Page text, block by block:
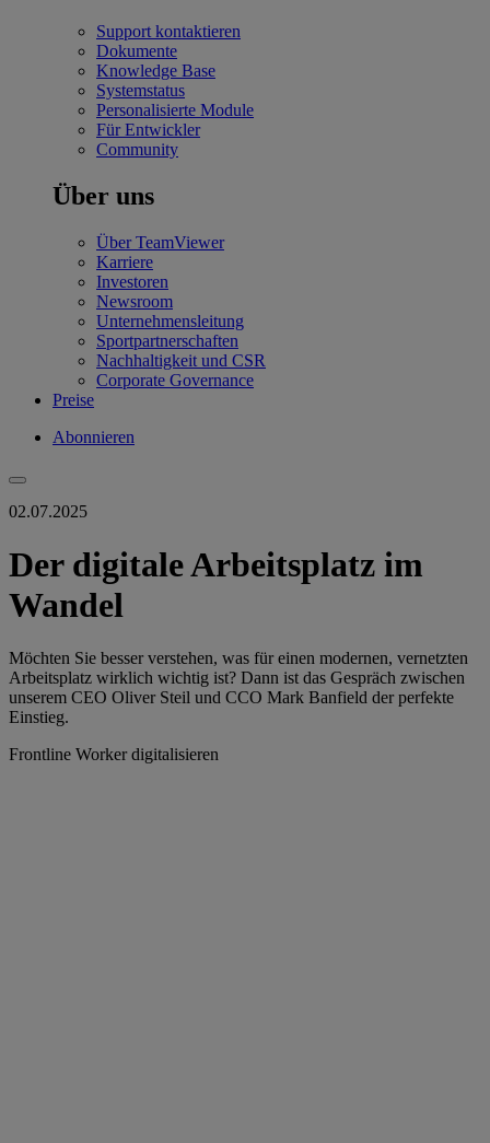
Support kontaktieren
Dokumente
Knowledge Base
Systemstatus
Personalisierte Module
Für Entwickler
Community
Über uns
Über TeamViewer
Karriere
Investoren
Newsroom
Unternehmensleitung
Sportpartnerschaften
Nachhaltigkeit und CSR
Corporate Governance
Preise
Abonnieren
02.07.2025
Der digitale Arbeitsplatz im
Wandel
Möchten Sie besser verstehen, was für einen modernen, vernetzten
Arbeitsplatz wirklich wichtig ist? Dann ist das Gespräch zwischen
unserem CEO Oliver Steil und CCO Mark Banfield der perfekte
Einstieg.
Frontline Worker digitalisieren